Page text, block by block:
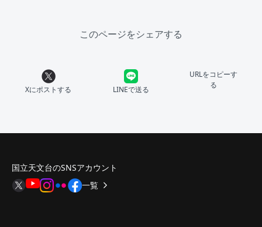
このページをシェアする
Xにポストする LINEで送る
URLをコピーす
る
国立天文台のSNSアカウント
一覧